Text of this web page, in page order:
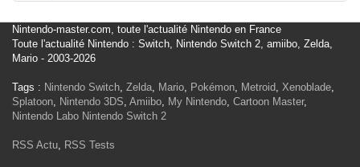
Nintendo-master.com, toute l'actualité Nintendo en France
Toute l'actualité Nintendo : Switch, Nintendo Switch 2, amiibo, Zelda,
Mario - 2003-2026
Tags : Nintendo Switch, Zelda, Mario, Pokémon, Metroid, Xenoblade,
Splatoon, Nintendo 3DS, Amiibo, My Nintendo, Cartoon Master,
Nintendo Labo Nintendo Switch 2
RSS Actu, RSS Tests